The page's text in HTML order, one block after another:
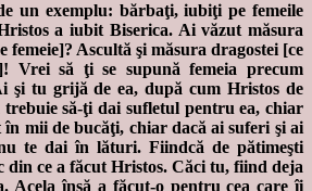
un exemplu: bărbaţi, iubiţi pe femeile
a iubit Biserica. Ai văzut măsura
Ascultă şi măsura dragostei [ce
Vrei să ţi se supună femeia precum
şi tu grijă de ea, după cum Hristos de
să-ţi dai sufletul pentru ea, chiar
mii de bucăţi, chiar dacă ai suferi şi ai
te dai în lături. Fiindcă de pătimeşti
din ce a făcut Hristos. Căci tu, fiind deja
Acela însă a făcut-o pentru cea care îi